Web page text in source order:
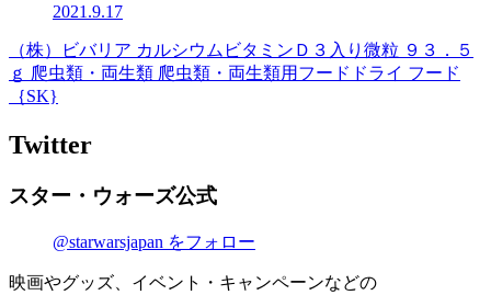
2021.9.17
（株）ビバリア カルシウムビタミンＤ３入り微粒 ９３．５
ｇ 爬虫類・両生類 爬虫類・両生類用フードドライ フード
｛SK}
Twitter
スター・ウォーズ公式
@starwarsjapan をフォロー
映画やグッズ、イベント・キャンペーンなどの